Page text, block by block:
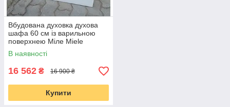
Вбудована духовка духова
шафа 60 см із варильною
поверхнею Міле Miele
H2265-1BP комплект піроліз
білий б/у
В наявності
16 562 ₴ 16 900 ₴
Купити